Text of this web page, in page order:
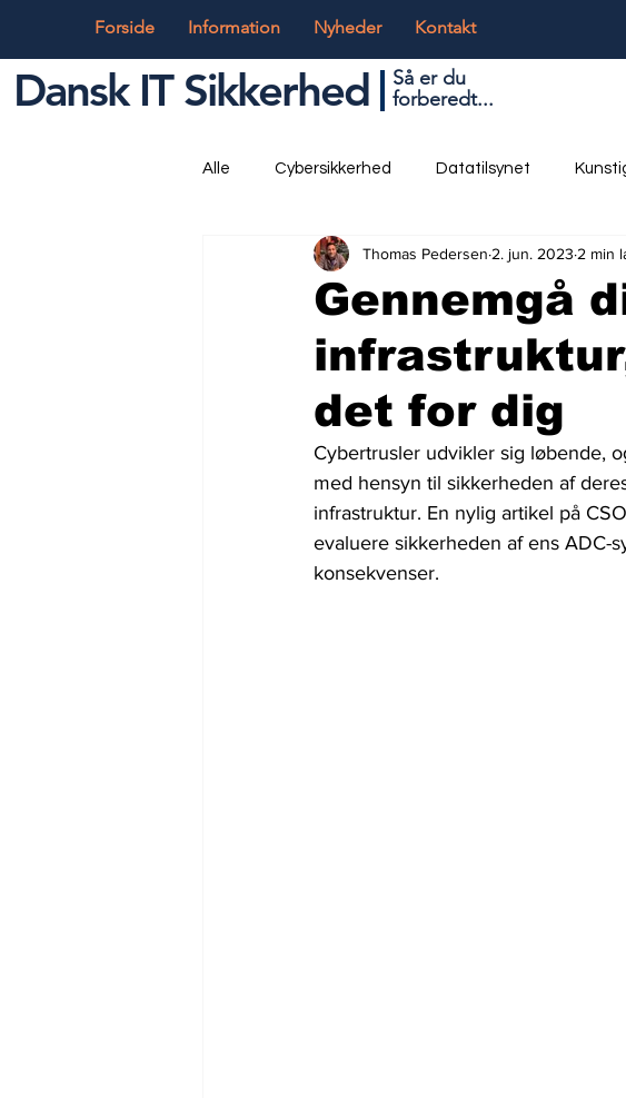
Forside Information Nyheder Kontakt
Dansk IT Sikkerhed
Så er du
forberedt...
Alle Cybersikkerhed Datatilsynet
Globalt og Digitalt IT og Teknik Ungdom
Gennemgå
det for dig
Thomas Pedersen 2. jun. 2023 2 min
Cybertrusler udvikler sig løbende,
med hensyn til sikkerheden af
infrastruktur. En nylig artikel på
evaluere sikkerheden af ens ADC-
konsekvenser.